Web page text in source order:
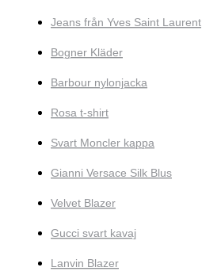
Jeans från Yves Saint Laurent
Bogner Kläder
Barbour nylonjacka
Rosa t-shirt
Svart Moncler kappa
Gianni Versace Silk Blus
Velvet Blazer
Gucci svart kavaj
Lanvin Blazer